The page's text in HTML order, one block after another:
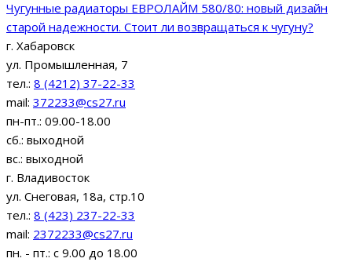
Чугунные радиаторы ЕВРОЛАЙМ 580/80: новый дизайн
старой надежности. Стоит ли возвращаться к чугуну?
г. Хабаровск
ул. Промышленная, 7
тел.: 8 (4212) 37-22-33
mail: 372233@cs27.ru
пн-пт.: 09.00-18.00
сб.: выходной
вс.: выходной
г. Владивосток
ул. Снеговая, 18а, стр.10
тел.: 8 (423) 237-22-33
mail: 2372233@cs27.ru
пн. - пт.: с 9.00 до 18.00